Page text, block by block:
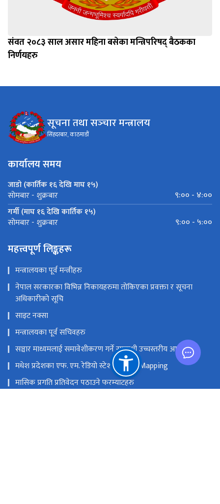
संवत २०८३ साल असार महिना बसेका मन्त्रिपरिषद् बैठकका
निर्णयहरु
सूचना तथा सञ्‍चार मन्त्रालय
सिंहदरबार, काठमाडौं
कार्यालय समय
जाडो (कार्तिक १६ देखि माघ १५)
सोमबार - शुक्रबार
९:०० - ४:००
गर्मी (माघ १६ देखि कार्तिक १५)
सोमबार - शुक्रबार ९:०० - ५:००
महत्त्वपूर्ण लिङ्कहरू
मन्त्रालयका पूर्व मन्त्रीहरु
नेपाल सरकारका विभिन्न निकायहरुमा तोकिएका प्रवक्ता र सूचना
अधिकारीको सूचि
साइट नक्सा
मन्त्रालयका पूर्व सचिवहरु
सञ्चार माध्यमलाई समावेशीकरण गर्ने सम्बन्धी उच्चस्तरीय आयोग
मधेश प्रदेशका एफ. एम. रेडियो स्टेशनको GIS Mapping
मासिक प्रगति प्रतिवेदन पठाउने फरम्याटहरु